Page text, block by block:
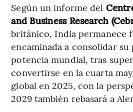
Según un informe del
and Business Research
británico, India permanece
encaminada a consolidar
potencia mundial, tras
convertirse en la cuarta
global en 2025, con la
2029 también rebasará a